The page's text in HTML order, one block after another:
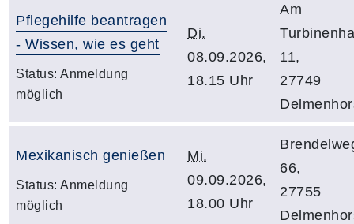
Pflegehilfe beantragen
- Wissen, wie es geht
Status: Anmeldung
möglich
Di.
08.09.2026,
18.15 Uhr
Am
11,
27749
Mexikanisch genießen
Status: Anmeldung
möglich
Mi.
09.09.2026,
18.00 Uhr
66,
27755